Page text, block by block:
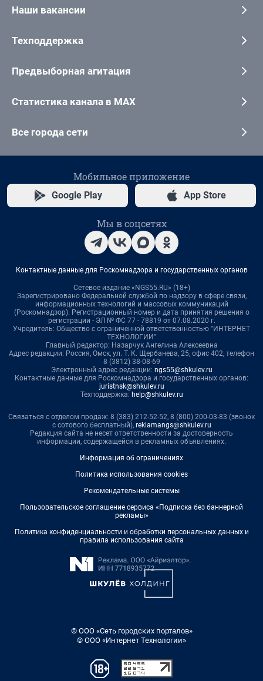
Наши вакансии
Техподдержка
Предвыборная агитация
Статистика канала в MAX
Все города сети
Мобильное приложение
Google Play App Store
Мы в соцсетях
Контактные данные для Роскомнадзора и государственных органов
Сетевое издание «NGS55.RU» (18+)
Зарегистрировано Федеральной службой по надзору в сфере связи,
информационных технологий и массовых коммуникаций
(Роскомнадзор). Регистрационный номер и дата принятия решения о
регистрации - ЭЛ № ФС 77 - 78819 от 07.08.2020 г.
Учредитель: Общество с ограниченной ответственностью "ИНТЕРНЕТ
ТЕХНОЛОГИИ"
Главный редактор: Назарчук Ангелина Алексеевна
Адрес редакции: Россия, Омск, ул. Т. К. Щербанева, 25, офис 402, телефон
8 (3812) 38-08-69
Электронный адрес редакции: ngs55@shkulev.ru
Контактные данные для Роскомнадзора и государственных органов:
juristnsk@shkulev.ru
Техподдержка: help@shkulev.ru
Связаться с отделом продаж: 8 (383) 212-52-52, 8 (800) 200-03-83 (звонок
с сотового бесплатный), reklamangs@shkulev.ru
Редакция сайта не несет ответственности за достоверность
информации, содержащейся в рекламных объявлениях.
Информация об ограничениях
Политика использования cookies
Рекомендательные системы
Пользовательское соглашение сервиса «Подписка без баннерной
рекламы»
Политика конфиденциальности и обработки персональных данных и
правила использования сайта
© ООО «Сеть городских порталов»
© ООО «Интернет Технологии»